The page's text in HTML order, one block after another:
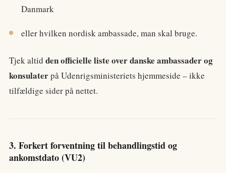
Danmark
eller hvilken nordisk ambassade, man skal bruge.
Tjek altid den officielle liste over danske ambassader og
konsulaterpå Udenrigsministeriets hjemmeside – ikke
tilfældige sider på nettet.
3. Forkert forventning til behandlingstid og
ankomstdato (VU2)